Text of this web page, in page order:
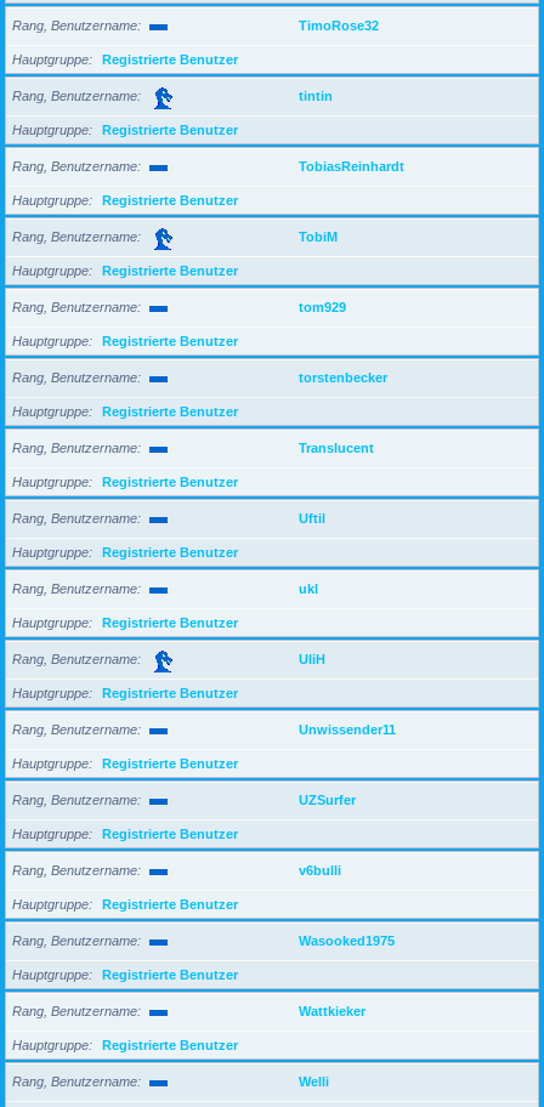
Rang, Benutzername TimoRose32
Hauptgruppe Registrierte Benutzer
Rang, Benutzername tintin
Hauptgruppe Registrierte Benutzer
Rang, Benutzername TobiasReinhardt
Hauptgruppe Registrierte Benutzer
Rang, Benutzername TobiM
Hauptgruppe Registrierte Benutzer
Rang, Benutzername tom929
Hauptgruppe Registrierte Benutzer
Rang, Benutzername torstenbecker
Hauptgruppe Registrierte Benutzer
Rang, Benutzername Translucent
Hauptgruppe Registrierte Benutzer
Rang, Benutzername Uftil
Hauptgruppe Registrierte Benutzer
Rang, Benutzername ukl
Hauptgruppe Registrierte Benutzer
Rang, Benutzername UliH
Hauptgruppe Registrierte Benutzer
Rang, Benutzername Unwissender11
Hauptgruppe Registrierte Benutzer
Rang, Benutzername UZSurfer
Hauptgruppe Registrierte Benutzer
Rang, Benutzername v6bulli
Hauptgruppe Registrierte Benutzer
Rang, Benutzername Wasooked1975
Hauptgruppe Registrierte Benutzer
Rang, Benutzername Wattkieker
Hauptgruppe Registrierte Benutzer
Rang, Benutzername Welli